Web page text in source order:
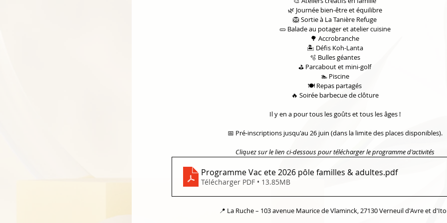
🌿 Journée bien-être et équilibre
🦁 Sortie à La Tanière Refuge
🥒 Balade au potager et atelier cuisine
🌳 Accrobranche
🏝 Défis Koh-Lanta
🫧 Bulles géantes
⛳ Parcabout et mini-golf
🏊 Piscine
🍽 Repas partagés
🔥 Soirée barbecue de clôture
Il y en a pour tous les goûts et tous les âges !
📅 Pré-inscriptions jusqu'au 26 juin (dans la limite des places disponibles).
Cliquez sur le lien ci-dessous pour télécharger le programme d'activités
Programme Vac ete 2026 pôle familles & adultes.pdf
Télécharger PDF • 13.85MB
📍 La Ruche – 103 avenue Maurice de Vlaminck, 27130 Verneuil d'Avre et